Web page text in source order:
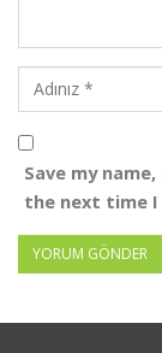
Save my
the next time I